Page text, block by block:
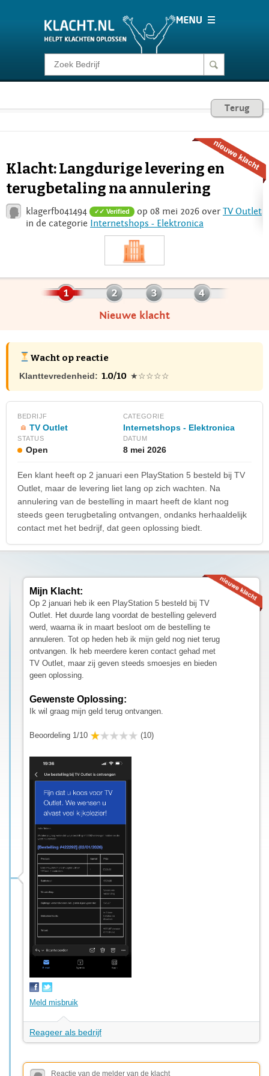
Klacht melden
Consumentenrecht
Voor Bedrijven
Login
Terug
Klacht: Langdurige levering en
terugbetaling na annulering
klagerfb041494 ✓ Verified op 08 mei 2026 overTV Outlet
in de categorie Internetshops - Elektronica
Nieuwe klacht
Wacht op reactie
Klanttevredenheid: 1.0/10 ★☆☆☆☆
BEDRIJF
TV Outlet
CATEGORIE
Internetshops - Elektronica
STATUS
Open
DATUM
8 mei 2026
Een klant heeft op 2 januari een PlayStation 5 besteld bij TV
Outlet, maar de levering liet lang op zich wachten. Na
annulering van de bestelling in maart heeft de klant nog
steeds geen terugbetaling ontvangen, ondanks herhaaldelijk
contact met het bedrijf, dat geen oplossing biedt.
Mijn Klacht:
Op 2 januari heb ik een PlayStation 5 besteld bij TV
Outlet. Het duurde lang voordat de bestelling geleverd
werd, waarna ik in maart besloot om de bestelling te
annuleren. Tot op heden heb ik mijn geld nog niet terug
ontvangen. Ik heb meerdere keren contact gehad met
TV Outlet, maar zij geven steeds smoesjes en bieden
geen oplossing.
Gewenste Oplossing:
Ik wil graag mijn geld terug ontvangen.
Beoordeling 1/10 (10)
Meld misbruik
Reageer als bedrijf
Reactie van de melder van de klacht